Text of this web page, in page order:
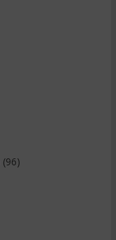
(96)